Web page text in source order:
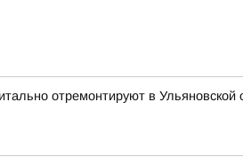
отремонтируют в